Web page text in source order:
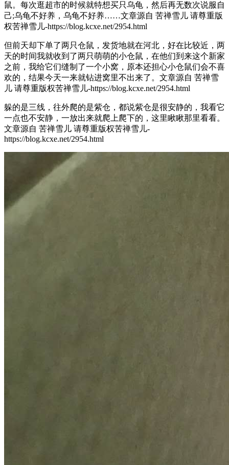
鼠。每次逛超市的时候就特想买只乌龟，然后再无数次说服自
己;乌龟不好养，乌龟不好养……文章源自 苦禅雪儿 请尊重版
权苦禅雪儿-https://blog.kcxe.net/2954.html
但前天却下单了两只仓鼠，发货地就在河北，好在比较近，两
天的时间我就收到了两只萌萌的小仓鼠，在他们到来这个新家
之前，我给它们缝制了一个小窝，原本还担心小仓鼠们会不喜
欢的，结果今天一来就钻进窝里不出来了。 文章源自 苦禅雪
儿 请尊重版权苦禅雪儿-https://blog.kcxe.net/2954.html
躲的是三线，往外爬的是紫仓，都说紫仓是很安静的，我看它
一点也不安静，一放出来就爬上爬下的，这里瞅瞅那里看看。
文章源自 苦禅雪儿 请尊重版权苦禅雪儿-
https://blog.kcxe.net/2954.html